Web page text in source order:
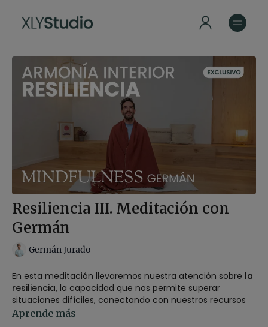
Resiliencia III. Meditación con
Germán
Germán Jurado
En esta meditación llevaremos nuestra atención sobre la
resiliencia, la capacidad que nos permite superar
situaciones difíciles, conectando con nuestros recursos
internos, y saliendo más fortalecido de ellas.
Aprende más